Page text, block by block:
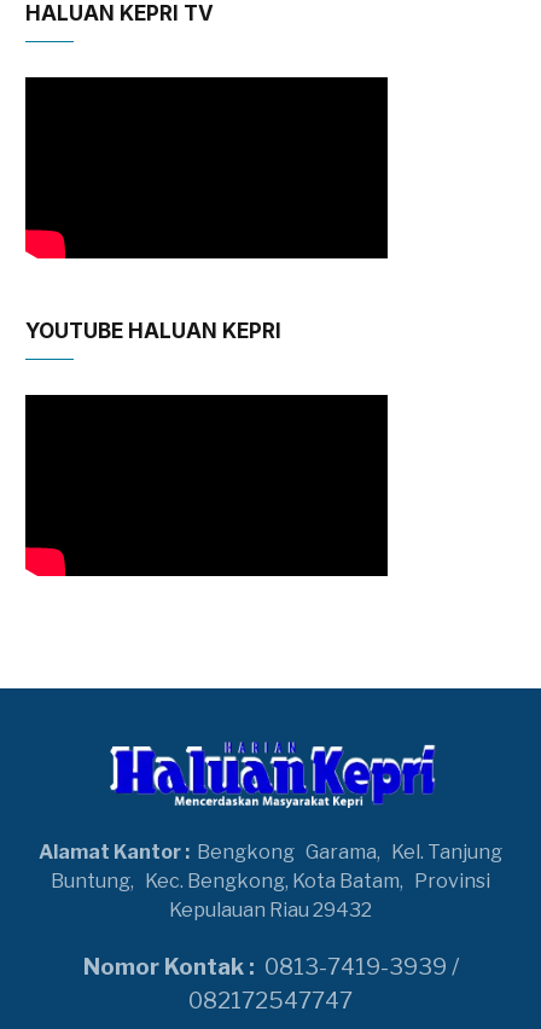
HALUAN KEPRI TV
YOUTUBE HALUAN KEPRI
Alamat Kantor : Bengkong Garama, Kel. Tanjung
Buntung, Kec. Bengkong, Kota Batam, Provinsi
Kepulauan Riau 29432
Nomor Kontak : 0813-7419-3939 /
082172547747